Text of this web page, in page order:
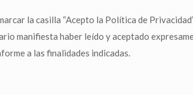
la casilla “Acepto la Política de
manifiesta haber leído y aceptado
a las finalidades indicadas.